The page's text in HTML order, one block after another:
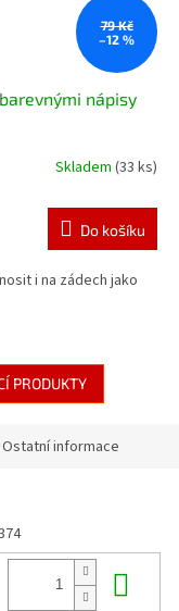
79 Kč
–12 %
nápisy
Skladem (33 ks)
Do košíku
i na zádech jako
PRODUKTY
Ostatní informace